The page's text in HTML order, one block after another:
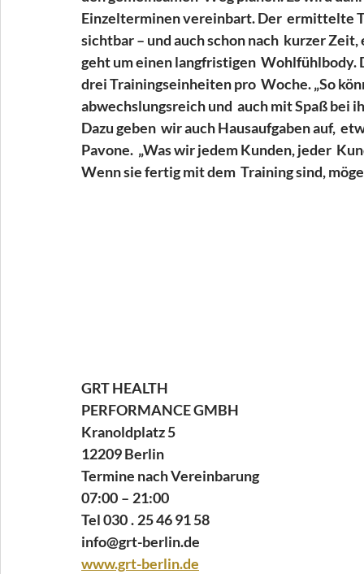
Einzelterminen vereinbart. Der  ermittelte
sichtbar – und auch schon nach  kurzer
geht um einen langfristigen
drei Trainingseinheiten pro  Woche. „So
abwechslungsreich und  auch mit Spaß
Dazu geben  wir auch Hausaufgaben auf,
Pavone.  „Was wir jedem Kunden, jeder
Wenn sie fertig mit dem  Training sind,
GRT HEALTH
PERFORMANCE GMBH
Kranoldplatz 5
12209 Berlin
Termine nach Vereinbarung
07:00 – 21:00
Tel 030 . 25 46 91 58
info@grt-berlin.de
www.grt-berlin.de